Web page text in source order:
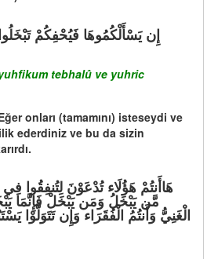
إِن يَسْأَلْكُمُوهَا فَيُحْفِكُمْ
tebhalû ve yuhric
onları (tamamını) isteseydi ve
ederdiniz ve bu da sizin
مَّن يَبْخَلُ وَمَن يَبْخَلْ فَإِنَّمَا
الْغَنِيُّ وَأَنتُمُ الْفُقَرَاء وَإِن تَتَوَلَّوْا